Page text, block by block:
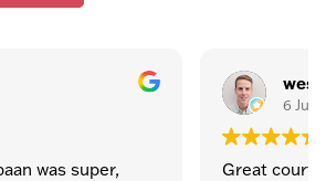
wessel burger
Great courts. High ceilings and